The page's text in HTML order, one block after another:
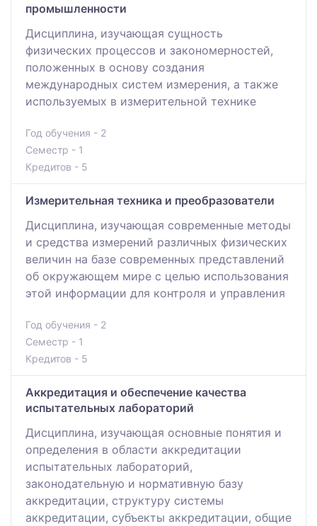
промышленности
Дисциплина, изучающая сущность
физических процессов и закономерностей,
положенных в основу создания
международных систем измерения, а также
используемых в измерительной технике
Год обучения - 2
Семестр - 1
Кредитов - 5
Измерительная техника и преобразователи
Дисциплина, изучающая современные методы
и средства измерений различных физических
величин на базе современных представлений
об окружающем мире с целью использования
этой информации для контроля и управления
Год обучения - 2
Семестр - 1
Кредитов - 5
Аккредитация и обеспечение качества
испытательных лабораторий
Дисциплина, изучающая основные понятия и
определения в области аккредитации
испытательных лабораторий,
законодательную и нормативную базу
аккредитации, структуру системы
аккредитации, субъекты аккредитации, общие